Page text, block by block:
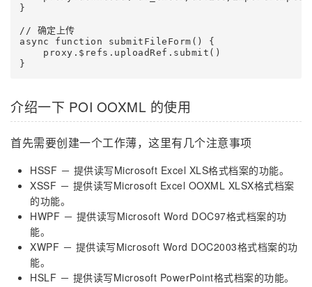
}
// 确定上传
async function submitFileForm() {
    proxy.$refs.uploadRef.submit()
介绍一下 POI OOXML 的使用
首先需要创建一个工作薄，这里有几个注意事项
HSSF － 提供读写Microsoft Excel XLS格式档案的功能。
XSSF － 提供读写Microsoft Excel OOXML XLSX格式档案
的功能。
HWPF － 提供读写Microsoft Word DOC97格式档案的功
能。
XWPF － 提供读写Microsoft Word DOC2003格式档案的功
能。
HSLF － 提供读写Microsoft PowerPoint格式档案的功能。